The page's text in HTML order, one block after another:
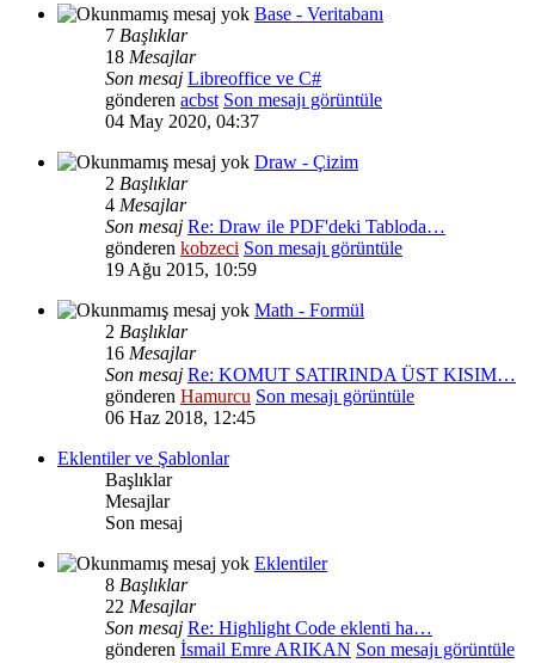
Base - Veritabanı
7 Başlıklar
18 Mesajlar
Son mesaj Libreoffice ve C#
gönderen acbst Son mesajı görüntüle
04 May 2020, 04:37
Draw - Çizim
2 Başlıklar
4 Mesajlar
Son mesaj Re: Draw ile PDF'deki Tabloda…
gönderen kobzeci Son mesajı görüntüle
19 Ağu 2015, 10:59
Math - Formül
2 Başlıklar
16 Mesajlar
Son mesaj Re: KOMUT SATIRINDA ÜST KISIM…
gönderen Hamurcu Son mesajı görüntüle
06 Haz 2018, 12:45
Eklentiler ve Şablonlar
Başlıklar
Mesajlar
Son mesaj
Eklentiler
8 Başlıklar
22 Mesajlar
Son mesaj Re: Highlight Code eklenti ha…
gönderen İsmail Emre ARIKAN Son mesajı görüntüle